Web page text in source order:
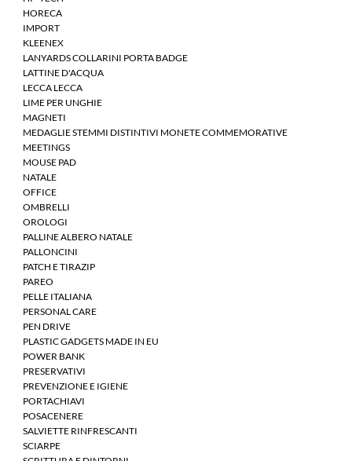
HORECA
IMPORT
KLEENEX
LANYARDS COLLARINI PORTA BADGE
LATTINE D'ACQUA
LECCA LECCA
LIME PER UNGHIE
MAGNETI
MEDAGLIE STEMMI DISTINTIVI MONETE COMMEMORATIVE
MEETINGS
MOUSE PAD
NATALE
OFFICE
OMBRELLI
OROLOGI
PALLINE ALBERO NATALE
PALLONCINI
PATCH E TIRAZIP
PAREO
PELLE ITALIANA
PERSONAL CARE
PEN DRIVE
PLASTIC GADGETS MADE IN EU
POWER BANK
PRESERVATIVI
PREVENZIONE E IGIENE
PORTACHIAVI
POSACENERE
SALVIETTE RINFRESCANTI
SCIARPE